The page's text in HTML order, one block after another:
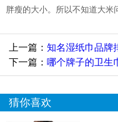
胖瘦的大小。所以不知道大米
上一篇： 知名湿纸巾品牌
下一篇： 哪个牌子的卫生
猜你喜欢